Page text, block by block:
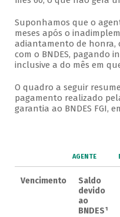
Suponhamos que o
meses após o
adiantamento de honra,
com o BNDES, pagando
inclusive a do mês em
O quadro a seguir
pagamento realizado
garantia ao BNDES FGI,
AGENTE
Vencimento
Saldo
devido
ao
BNDES¹